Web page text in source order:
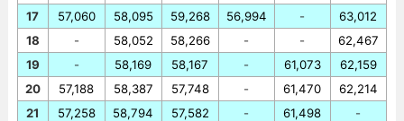
17
18
19
20
21
57,060
-
-
57,188
57,258
58,095
58,052
58,169
58,387
58,794
59,268
58,266
58,167
57,748
57,582
56,994
-
-
-
-
-
-
61,073
61,470
61,498
63,012
62,467
62,159
62,214
-